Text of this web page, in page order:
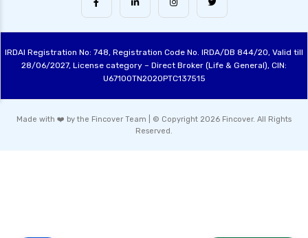
IRDAI Registration No: 748, Registration Code No. IRDA/DB 844/20, Valid till
28/06/2027, License category – Direct Broker (Life & General), CIN:
U67100TN2020PTC137515
Made with ❤️ by the Fincover Team | © Copyright 2026 Fincover. All Rights
Reserved.